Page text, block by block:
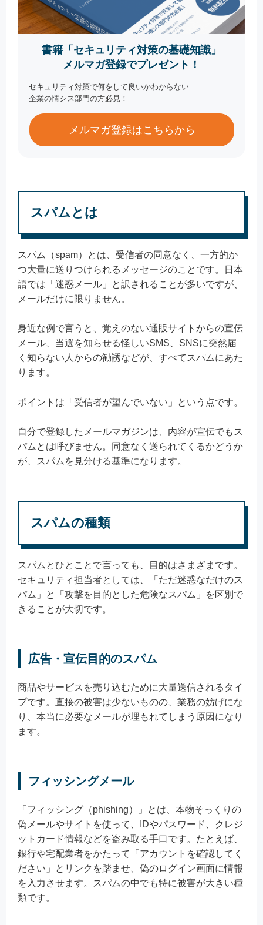
書籍「セキュリティ対策の基礎知識」
メルマガ登録でプレゼント！
セキュリティ対策で何をして良いかわからない
企業の情シス部門の方必見！
メルマガ登録はこちらから
スパムとは
スパム（spam）とは、受信者の同意なく、一方的か
つ大量に送りつけられるメッセージのことです。日本
語では「迷惑メール」と訳されることが多いですが、
メールだけに限りません。
身近な例で言うと、覚えのない通販サイトからの宣伝
メール、当選を知らせる怪しいSMS、SNSに突然届
く知らない人からの勧誘などが、すべてスパムにあた
ります。
ポイントは「受信者が望んでいない」という点です。
自分で登録したメールマガジンは、内容が宣伝でもス
パムとは呼びません。同意なく送られてくるかどうか
が、スパムを見分ける基準になります。
スパムの種類
スパムとひとことで言っても、目的はさまざまです。
セキュリティ担当者としては、「ただ迷惑なだけのス
パム」と「攻撃を目的とした危険なスパム」を区別で
きることが大切です。
広告・宣伝目的のスパム
商品やサービスを売り込むために大量送信されるタイ
プです。直接の被害は少ないものの、業務の妨げにな
り、本当に必要なメールが埋もれてしまう原因になり
ます。
フィッシングメール
「フィッシング（phishing）」とは、本物そっくりの
偽メールやサイトを使って、IDやパスワード、クレジ
ットカード情報などを盗み取る手口です。たとえば、
銀行や宅配業者をかたって「アカウントを確認してく
ださい」とリンクを踏ませ、偽のログイン画面に情報
を入力させます。スパムの中でも特に被害が大きい種
類です。